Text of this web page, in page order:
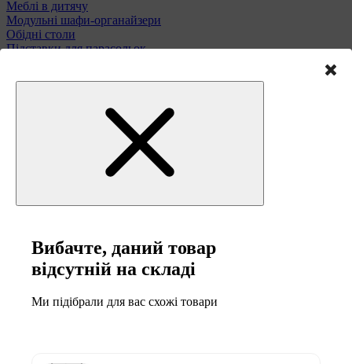
Меблі в дитячу
Модульні шафи-органайзери
Обідні столи
Підставки для парасольок
Вибачте, даний товар
відсутній на складі
Ми підібрали для вас схожі товари